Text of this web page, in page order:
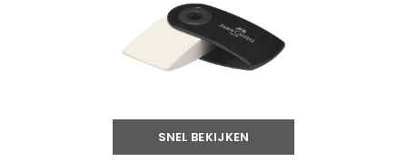
SNEL BEKIJKEN